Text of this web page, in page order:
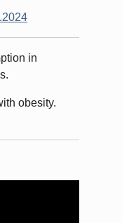
in
obesity.